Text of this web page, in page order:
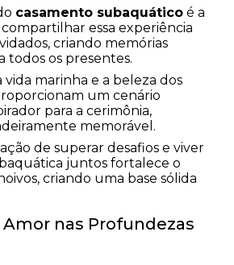
casamento subaquático é a
essa experiência
criando memórias
todos os presentes.
vida marinha e a beleza dos
um cenário
para a cerimônia,
memorável.
de superar desafios e viver
juntos fortalece o
criando uma base sólida
nas Profundezas